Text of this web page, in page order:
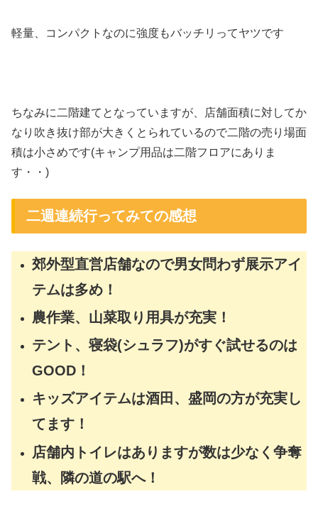
軽量、コンパクトなのに強度もバッチリってヤツです
ちなみに二階建てとなっていますが、店舗面積に対してか
なり吹き抜け部が大きくとられているので二階の売り場面
積は小さめです(キャンプ用品は二階フロアにありま
す・・)
二週連続行ってみての感想
郊外型直営店舗なので男女問わず展示アイ
テムは多め！
農作業、山菜取り用具が充実！
テント、寝袋(シュラフ)がすぐ試せるのは
GOOD！
キッズアイテムは酒田、盛岡の方が充実し
てます！
店舗内トイレはありますが数は少なく争奪
戦、隣の道の駅へ！